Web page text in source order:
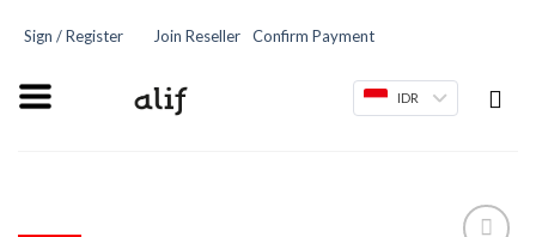
Sign / Register Join Reseller Confirm Payment
IDR